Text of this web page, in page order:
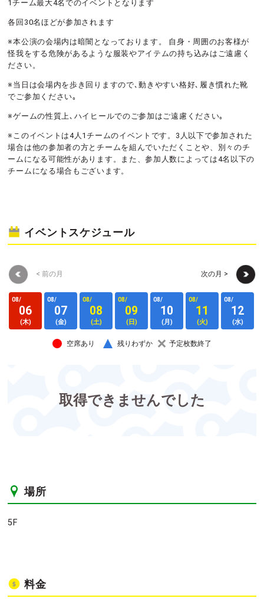
1チーム最大4名でのイベントとなります
各回30名ほどが参加されます
※本公演の会場内は暗闇となっております。 自身・周囲のお客様が
怪我をする危険があるような服装やアイテムの持ち込みはご遠慮く
ださい。
※当日は会場内を歩き回りますので､動きやすい格好､履き慣れた靴
でご参加ください｡
※ゲームの性質上､ハイヒールでのご参加はご遠慮ください｡
※このイベントは4人1チームのイベントです。3人以下で参加された
場合は他の参加者の方とチームを組んでいただくことや、別々のチ
ームになる可能性があります。また、参加人数によっては4名以下の
チームになる場合もございます。
イベントスケジュール
< 前の月 次の月 >
08/
06
(木)
08/
07
(金)
08/
08
(土)
08/
09
(日)
08/
10
(月)
08/
11
(火)
08/
12
(水)
空席あり 残りわずか 予定枚数終了
取得できませんでした
場所
5F
料金